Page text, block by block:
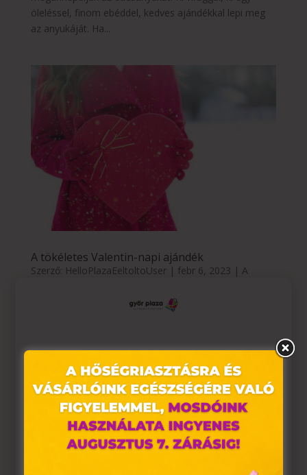
öleléssel, finom ebéddel, kedves ajándékkal lepi meg
az anyukáját. Ha...
A tökéletes Valentin-napi ajándék
Szerző: HelloPlazaEeltoltoUser| febr 6, 2023 | A
TERET ADUNK a SZERETETNEK A tökéletes Valentin-
mivel mutathatnám ki, gondolok rá? – tesszük fel a
kérdést az évben több alkalommal, például Valentin-
napon is. A csokoládé és egy csokor rózsa
nagyszerű ajándék,...
Ez az oldal sütiket használ
Weboldalunkon „cookie"-kat (továbbiakban „süti")
alkalmazunk. Ezek olyan fájlok, melyek információt
tárolnak webes böngészőjében. Ehhez az Ön
hozzájárulása szükséges.
A „sütiket" az elektronikus hírközlésről szóló 2003. évi C.
törvény, az elektronikus kereskedelmi szolgáltatások, az